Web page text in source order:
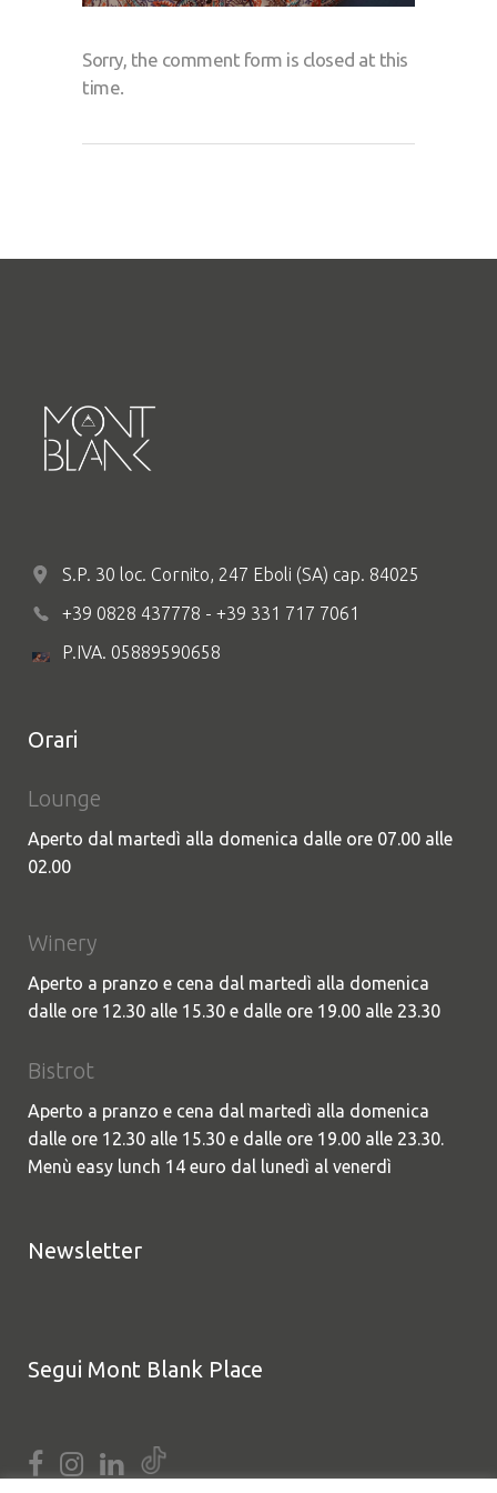
Sorry, the comment form is closed at this
time.
S.P. 30 loc. Cornito, 247 Eboli (SA) cap. 84025
+39 0828 437778 - +39 331 717 7061
P.IVA. 05889590658
Orari
Lounge
Aperto dal martedì alla domenica dalle ore 07.00 alle
02.00
Winery
Aperto a pranzo e cena dal martedì alla domenica
dalle ore 12.30 alle 15.30 e dalle ore 19.00 alle 23.30
Bistrot
Aperto a pranzo e cena dal martedì alla domenica
dalle ore 12.30 alle 15.30 e dalle ore 19.00 alle 23.30.
Menù easy lunch 14 euro dal lunedì al venerdì
Newsletter
Segui Mont Blank Place